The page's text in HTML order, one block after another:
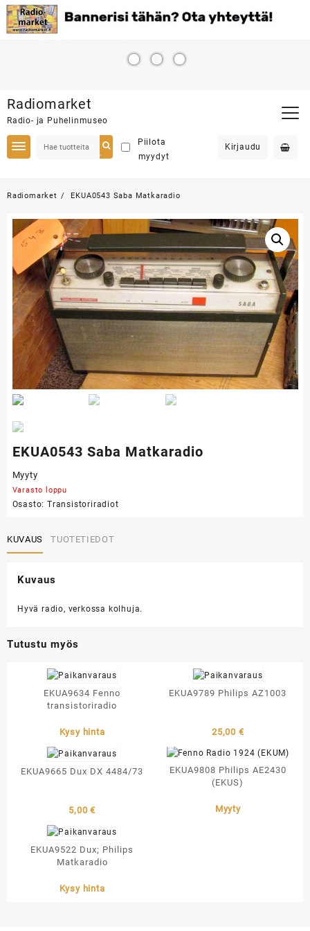
to
content
Radiomarket
Radio- ja Puhelinmuseo
Piilota
myydyt
Kirjaudu
Radiomarket EKUA0543 Saba Matkaradio
EKUA0543 Saba Matkaradio
Myyty
Varasto loppu
Osasto: Transistoriradiot
KUVAUS TUOTETIEDOT
Kuvaus
Hyvä radio, verkossa kolhuja.
Tutustu myös
EKUA9634 Fenno
transistoriradio
Kysy hinta
EKUA9789 Philips AZ1003
25,00 €
EKUA9665 Dux DX 4484/73
5,00€
EKUA9808 Philips AE2430
(EKUS)
Myyty
EKUA9522 Dux; Philips
Matkaradio
Kysy hinta